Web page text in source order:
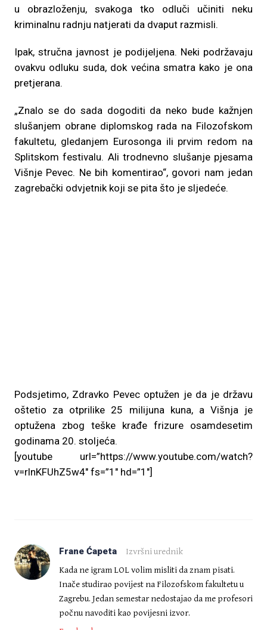
u obrazloženju, svakoga tko odluči učiniti neku
kriminalnu radnju natjerati da dvaput razmisli.
Ipak, stručna javnost je podijeljena. Neki podržavaju
ovakvu odluku suda, dok većina smatra kako je ona
pretjerana.
„Znalo se do sada dogoditi da neko bude kažnjen
slušanjem obrane diplomskog rada na Filozofskom
fakultetu, gledanjem Eurosonga ili prvim redom na
Splitskom festivalu. Ali trodnevno slušanje pjesama
Višnje Pevec. Ne bih komentirao“, govori nam jedan
zagrebački odvjetnik koji se pita što je sljedeće.
Podsjetimo, Zdravko Pevec optužen je da je državu
oštetio za otprilike 25 milijuna kuna, a Višnja je
optužena zbog teške krađe frizure osamdesetim
godinama 20. stoljeća.
[youtube url=”https://www.youtube.com/watch?
v=rlnKFUhZ5w4″ fs=”1″ hd=”1″]
Frane Ćapeta
Izvršni urednik
Kada ne igram LOL volim misliti da znam pisati.
Inače studirao povijest na Filozofskom fakultetu u
Zagrebu. Jedan semestar nedostajao da me profesori
počnu navoditi kao povijesni izvor.